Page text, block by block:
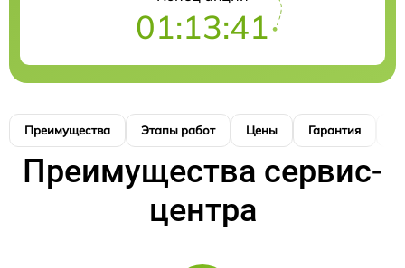
01:13:40
Преимущества Этапы работ Цены Гарантия
Преимущества сервис-
центра